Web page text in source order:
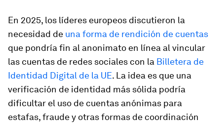
En 2025, los líderes europeos discutieron la
necesidad de una forma de rendición de cuentas
que pondría fin al anonimato en línea al vincular
las cuentas de redes sociales con la Billetera de
Identidad Digital de la UE. La idea es que una
verificación de identidad más sólida podría
dificultar el uso de cuentas anónimas para
estafas, fraude y otras formas de coordinación